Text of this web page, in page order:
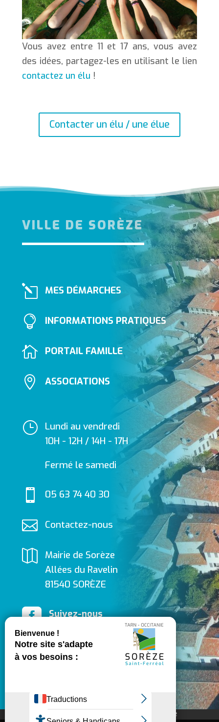
Vous avez entre 11 et 17 ans, vous avez
des idées, partagez-les en utilisant le lien
contactez un élu !
Contacter un élu / une élue
VILLE DE SORÈZE
l MES DÉMARCHES
 INFORMATIONS PRATIQUES
 PORTAIL FAMILLE
 ASSOCIATIONS
}
Lundi au vendredi
10H - 12H / 14H - 17H
Fermé le samedi
 05 63 74 40 30
 Contactez-nous

Mairie de Sorèze
Allées du Ravelin
81540 SORÈZE
 Suivez-nous
sur Facebook
Contactez-nous
Inscrivez-vous à la newsletter de Sorèze